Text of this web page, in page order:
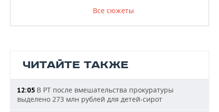
Все сюжеты
ЧИТАЙТЕ ТАКЖЕ
12:05 В РТ после вмешательства прокуратуры
выделено 273 млн рублей для детей-сирот